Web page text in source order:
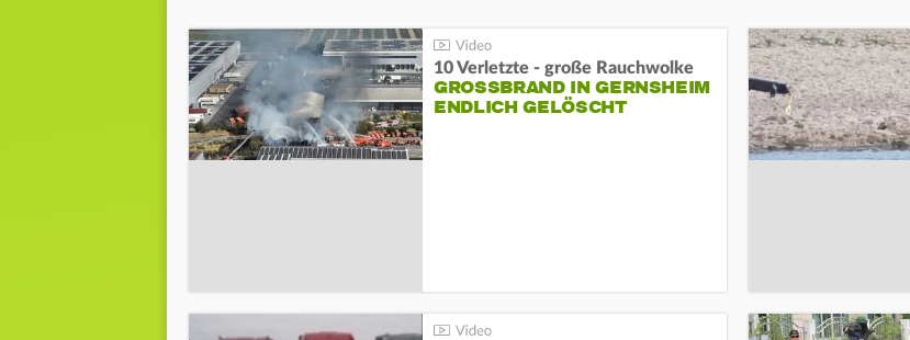
10 Verletzte - große Rauchwolke
GROSSBRAND IN GERNSHEIM E
NDLICH GELÖSCHT